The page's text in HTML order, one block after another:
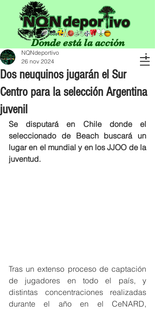
Donde está la acción
Dos neuquinos jugarán el Sur
Centro para la selección Argentina
juvenil
NQNdeportivo
26 nov 2024
Se disputará en Chile donde el
seleccionado de Beach buscará un
lugar en el mundial y en los JJOO de la
juventud.
Tras un extenso proceso de captación
de jugadores en todo el país, y
distintas concentraciones realizadas
durante el año en el CeNARD,